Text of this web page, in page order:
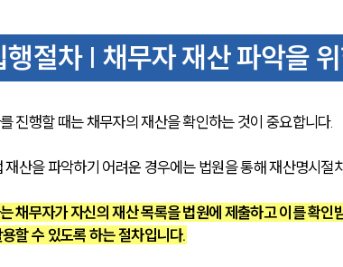
행절차 | 채무자 재산 파악을
진행할 때는 채무자의 재산을 확인하는 것이 중요합니다.
재산을 파악하기 어려운 경우에는 법원을 통해 재산명시절
채무자가 자신의 재산 목록을 법원에 제출하고 이를 확
할 수 있도록 하는 절차입니다.